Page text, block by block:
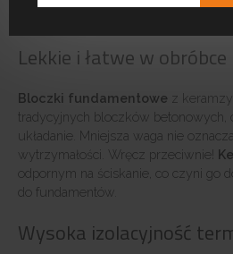
Lekkie i łatwe w obróbce
Bloczki fundamentowe z
tradycyjnych bloczków betonowych,
układanie. Mniejsza waga nie
wytrzymałości. Wręcz przeciwnie!
odpornym na ściskanie, co czyni go
do fundamentów.
Wysoka izolacyjność